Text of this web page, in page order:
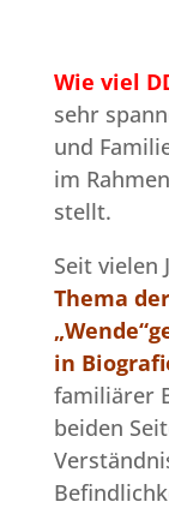
Wie viel
sehr
und
im
stellt.
Seit vielen
Thema
in
familiärer
beiden